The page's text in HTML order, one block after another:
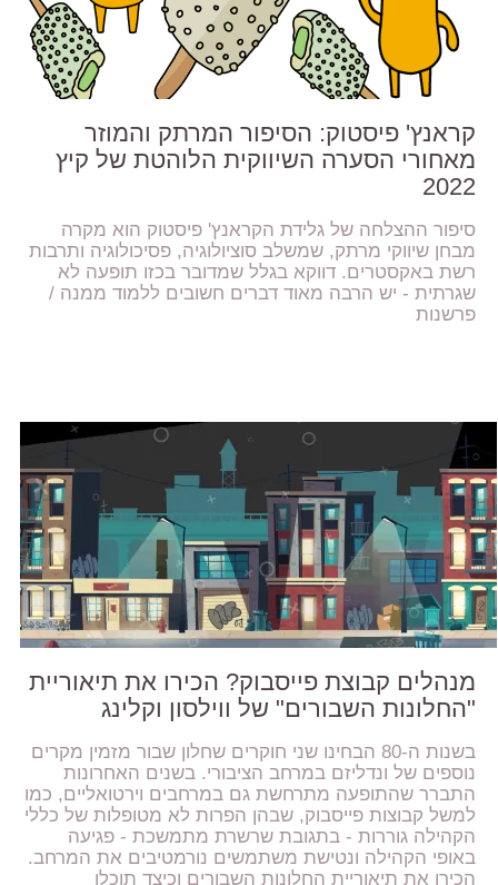
קראנץ' פיסטוק: הסיפור המרתק והמוזר
מאחורי הסערה השיווקית הלוהטת של קיץ
2022
סיפור ההצלחה של גלידת הקראנץ' פיסטוק הוא מקרה
מבחן שיווקי מרתק, שמשלב סוציולוגיה, פסיכולוגיה ותרבות
רשת באקסטרים. דווקא בגלל שמדובר בכזו תופעה לא
שגרתית - יש הרבה מאוד דברים חשובים ללמוד ממנה /
פרשנות
מנהלים קבוצת פייסבוק? הכירו את תיאוריית
"החלונות השבורים" של ווילסון וקלינג
בשנות ה-80 הבחינו שני חוקרים שחלון שבור מזמין מקרים
נוספים של ונדליזם במרחב הציבורי. בשנים האחרונות
התברר שהתופעה מתרחשת גם במרחבים וירטואליים, כמו
למשל קבוצות פייסבוק, שבהן הפרות לא מטופלות של כללי
הקהילה גוררות - בתגובת שרשרת מתמשכת - פגיעה
באופי הקהילה ונטישת משתמשים נורמטיבים את המרחב.
הכירו את תיאוריית החלונות השבורים וכיצד תוכלו